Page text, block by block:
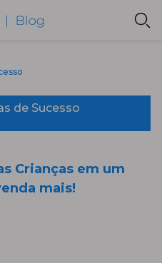
de Sucesso
Crianças em um
mais!